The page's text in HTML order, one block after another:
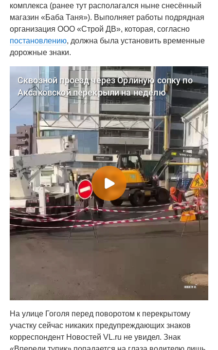
комплекса (ранее тут располагался ныне снесённый
магазин «Баба Таня»). Выполняет работы подрядная
организация ООО «Строй ДВ», которая, согласно
постановлению, должна была установить временные
дорожные знаки.
На улице Гоголя перед поворотом к перекрытому
участку сейчас никаких предупреждающих знаков
корреспондент Новостей VL.ru не увидел. Знак